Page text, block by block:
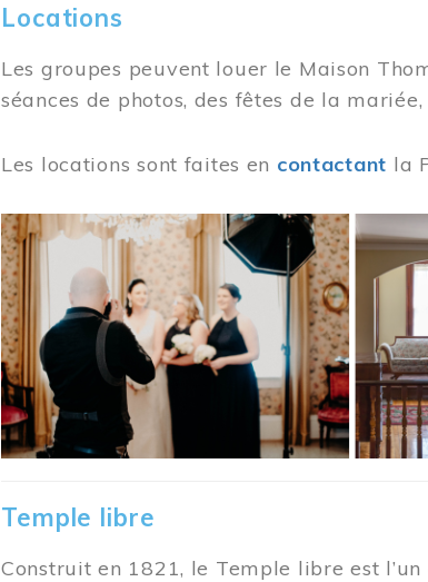
Locations
Les groupes peuvent louer le Maison
séances de photos, des fêtes de la
Les locations sont faites en contactant la
Image
Temple libre
Construit en 1821, le Temple libre est